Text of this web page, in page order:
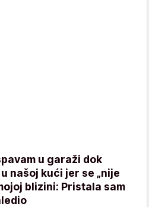
u garaži dok
našoj kući jer se „nije
blizini: Pristala sam